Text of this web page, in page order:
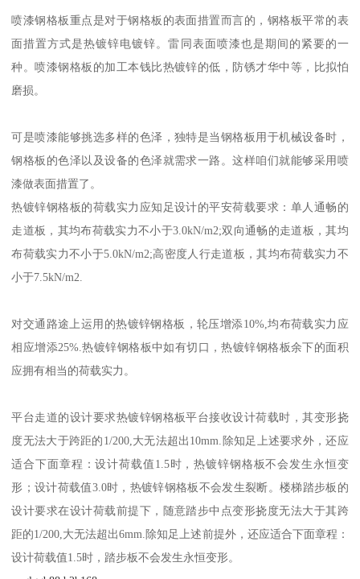
喷漆钢格板重点是对于钢格板的表面措置而言的，钢格板平常的表
面措置方式是热镀锌电镀锌。雷同表面喷漆也是期间的紧要的一
种。喷漆钢格板的加工本钱比热镀锌的低，防锈才华中等，比拟怕
磨损。
可是喷漆能够挑选多样的色泽，独特是当钢格板用于机械设备时，
钢格板的色泽以及设备的色泽就需求一路。这样咱们就能够采用喷
漆做表面措置了。
热镀锌钢格板的荷载实力应知足设计的平安荷载要求：单人通畅的
走道板，其均布荷载实力不小于3.0kN/m2;双向通畅的走道板，其均
布荷载实力不小于5.0kN/m2;高密度人行走道板，其均布荷载实力不
小于7.5kN/m2.
对交通路途上运用的热镀锌钢格板，轮压增添10%,均布荷载实力应
相应增添25%.热镀锌钢格板中如有切口，热镀锌钢格板余下的面积
应拥有相当的荷载实力。
平台走道的设计要求热镀锌钢格板平台接收设计荷载时，其变形挠
度无法大于跨距的1/200,大无法超出10mm.除知足上述要求外，还应
适合下面章程：设计荷载值1.5时，热镀锌钢格板不会发生永恒变
形；设计荷载值3.0时，热镀锌钢格板不会发生裂断。楼梯踏步板的
设计要求在设计荷载前提下，随意踏步中点变形挠度无法大于其跨
距的1/200,大无法超出6mm.除知足上述前提外，还应适合下面章程：
设计荷载值1.5时，踏步板不会发生永恒变形。